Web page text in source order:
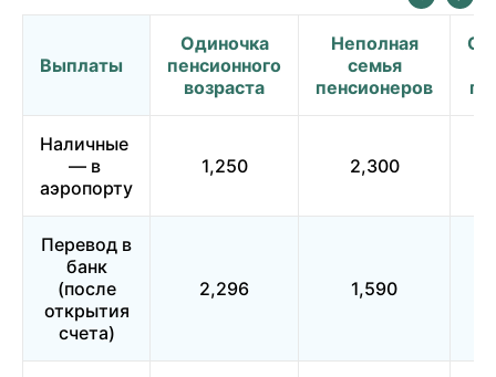
Выплаты
Одиночка
пенсионного
возраста
Неполная
семья
пенсионеров
Наличные
— в
аэропорту
1,250 2,300
Перевод в
банк
(после
открытия
счета)
2,296 1,590